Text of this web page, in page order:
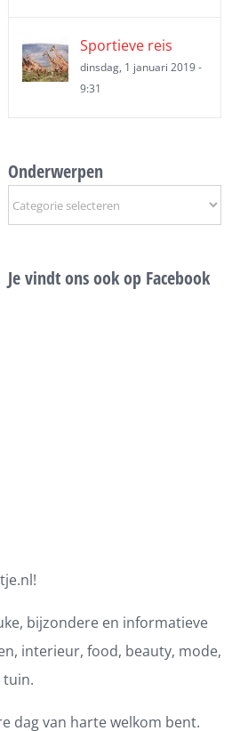
Sportieve reis
dinsdag, 1 januari 2019 -
9:31
Onderwerpen
Onderwerpen
Je vindt ons ook op Facebook
bijzondere en informatieve
interieur, food, beauty, mode,
tuin.
dag van harte welkom bent.